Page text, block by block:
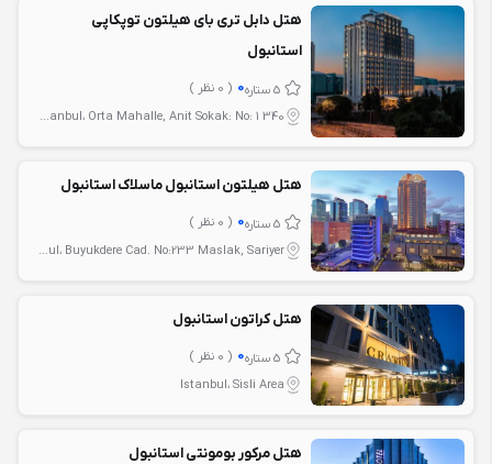
هتل دابل تری بای هیلتون توپکاپی
استانبول
5 ستاره 0 ( 0 نظر )
Istanbul، Orta Mahalle, Anit Sokak: No: 1 340
هتل هیلتون استانبول ماسلاک استانبول
5 ستاره 0 ( 0 نظر )
Istanbul، Buyukdere Cad. No:233 Maslak, Sariyer
هتل کراتون استانبول
5 ستاره 0 ( 0 نظر )
Istanbul، Sisli Area
هتل مرکور بومونتی استانبول